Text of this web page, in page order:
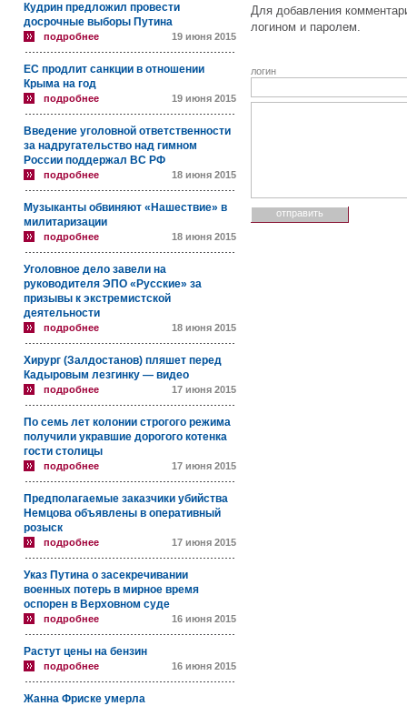
Кудрин предложил провести
досрочные выборы Путина
подробнее 19 июня 2015
ЕС продлит санкции в отношении
Крыма на год
подробнее 19 июня 2015
Введение уголовной ответственности
за надругательство над гимном
России поддержал ВС РФ
подробнее 18 июня 2015
Музыканты обвиняют «Нашествие» в
милитаризации
подробнее 18 июня 2015
Уголовное дело завели на
руководителя ЭПО «Русские» за
призывы к экстремистской
деятельности
подробнее 18 июня 2015
Хирург (Залдостанов) пляшет перед
Кадыровым лезгинку — видео
подробнее 17 июня 2015
По семь лет колонии строгого режима
получили укравшие дорогого котенка
гости столицы
подробнее 17 июня 2015
Предполагаемые заказчики убийства
Немцова объявлены в оперативный
розыск
подробнее 17 июня 2015
Указ Путина о засекречивании
военных потерь в мирное время
оспорен в Верховном суде
подробнее 16 июня 2015
Растут цены на бензин
подробнее 16 июня 2015
Жанна Фриске умерла
Для добавления
логином и паролем.
логин